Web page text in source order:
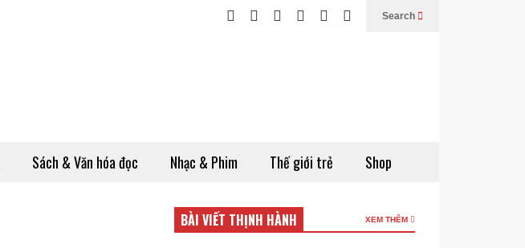
Search
Sách & Văn hóa đọc Nhạc & Phim Thế giới trẻ Shop
BÀI VIẾT THỊNH HÀNH XEM THÊM